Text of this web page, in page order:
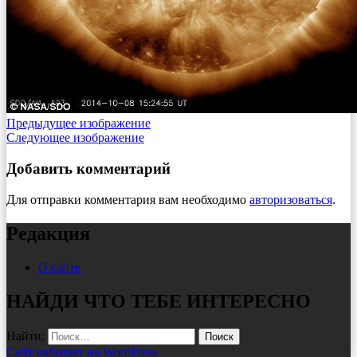
Предыдущее изображение
Следующее изображение
Добавить комментарий
Для отправки комментария вам необходимо авторизоваться.
Редакция
О сайте
НАЙДИ ЧТО ТЕБЕ ИНТЕРЕСНО
Найти:
Сайт работает на WordPress